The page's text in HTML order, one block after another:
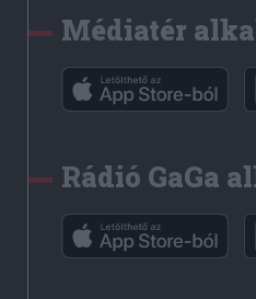
Médiatér
Rádió GaGa